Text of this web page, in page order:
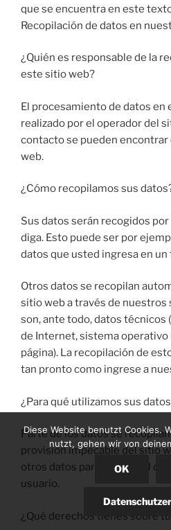
que se encuentra en este
Recopilación de datos en
¿Quién es responsable de la
este sitio web?
El procesamiento de datos en
realizado por el operador del
contacto se pueden
web.
¿Cómo recopilamos sus
Sus datos serán recogidos
diga. Esto puede ser por
datos que usted ingresa en
Otros datos se recopilan
sitio web a través de nuestros
son, ante todo, datos técnicos
de Internet, sistema operativo
página). La recopilación de
tan pronto como ingrese a
¿Para qué utilizamos sus
Parte de los datos se
provisión impecable del sitio
otros datos para analizar el
usuario.
¿Qué derechos tienes sobre
Diese Website benutzt Cookies.
nutzt, gehen wir von
OK